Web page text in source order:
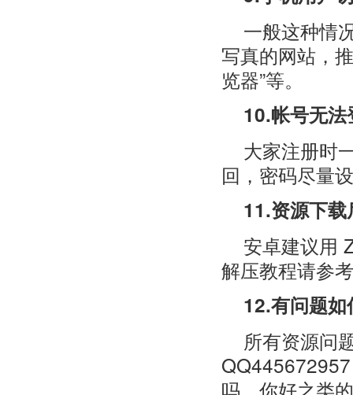
一般这种情
写真的网站，
览器”等。
10.帐号无
大家注册时
回，密码尽量
11.资源下
安卓建议用
解压教程请参考
12.有问题
所有资源问
吗、你好之类